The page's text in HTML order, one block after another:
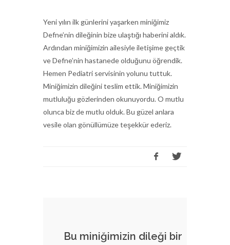
Yeni yılın ilk günlerini yaşarken miniğimiz
Defne’nin dileğinin bize ulaştığı haberini aldık.
Ardından miniğimizin ailesiyle iletişime geçtik
ve Defne’nin hastanede olduğunu öğrendik.
Hemen Pediatri servisinin yolunu tuttuk.
Miniğimizin dileğini teslim ettik. Miniğimizin
mutluluğu gözlerinden okunuyordu. O mutlu
olunca biz de mutlu olduk. Bu güzel anlara
vesile olan gönüllümüze teşekkür ederiz.
Bu miniğimizin dileği bir